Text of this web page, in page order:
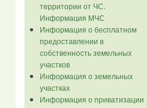
территории от ЧС.
Информация МЧС
Информация о бесплатном
предоставлении в
собственность земельных
участков
Информация о земельных
участках
Информация о приватизации